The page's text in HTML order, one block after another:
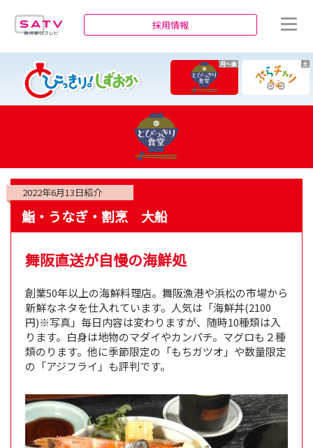
採用情報
月～金 土
2022年6月13日紹介
鮨・うなぎ・割烹 大船
舞阪直送が自慢の海鮮処
創業50年以上の海鮮料理店。舞阪漁港や浜松の市場から
新鮮なネタを仕入れています。人気は「海鮮丼(2100
円)※写真」毎日内容は変わりますが、随時10種類は入
ります。白身は地物のマダイやカンパチ。マグロも２種
類のります。他に季節限定の「もちガツオ」や数量限定
の「アジフライ」も評判です。